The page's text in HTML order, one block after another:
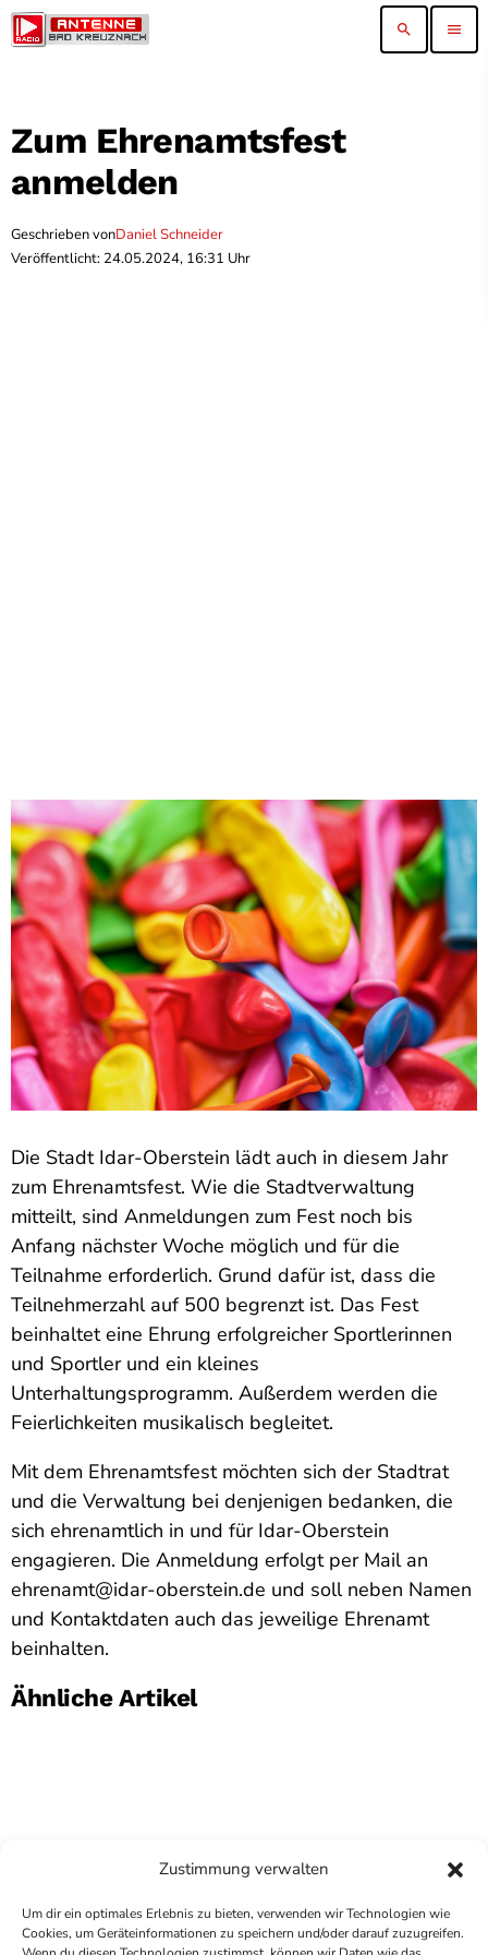
Zustimmung verwalten
Um dir ein optimales Erlebnis zu bieten, verwenden wir Technologien wie
Cookies, um Geräteinformationen zu speichern und/oder darauf zuzugreifen.
search menu
Zum Ehrenamtsfest
anmelden
Geschrieben vonDaniel Schneider
Veröffentlicht: 24.05.2024, 16:31 Uhr
Die Stadt Idar-Oberstein lädt auch in diesem Jahr
zum Ehrenamtsfest. Wie die Stadtverwaltung
mitteilt, sind Anmeldungen zum Fest noch bis
Anfang nächster Woche möglich und für die
Teilnahme erforderlich. Grund dafür ist, dass die
Teilnehmerzahl auf 500 begrenzt ist. Das Fest
beinhaltet eine Ehrung erfolgreicher Sportlerinnen
und Sportler und ein kleines
Unterhaltungsprogramm. Außerdem werden die
Feierlichkeiten musikalisch begleitet.
Mit dem Ehrenamtsfest möchten sich der Stadtrat
und die Verwaltung bei denjenigen bedanken, die
sich ehrenamtlich in und für Idar-Oberstein
engagieren. Die Anmeldung erfolgt per Mail an
ehrenamt@idar-oberstein.de und soll neben Namen
und Kontaktdaten auch das jeweilige Ehrenamt
beinhalten.
Ähnliche Artikel